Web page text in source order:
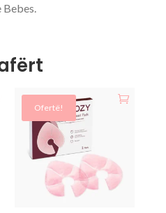
Bebes.
Ofertë!